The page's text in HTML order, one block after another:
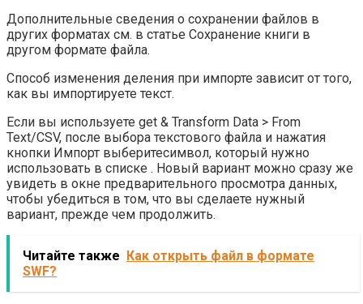
Дополнительные сведения о сохранении файлов в
других форматах см. в статье Сохранение книги в
другом формате файла.
Способ изменения деления при импорте зависит от того,
как вы импортируете текст.
Если вы используете get & Transform Data > From
Text/CSV, после выбора текстового файла и нажатия
кнопки Импорт выберитесимвол, который нужно
использовать в списке . Новый вариант можно сразу же
увидеть в окне предварительного просмотра данных,
чтобы убедиться в том, что вы сделаете нужный
вариант, прежде чем продолжить.
Читайте также Как открыть файл в формате
SWF?